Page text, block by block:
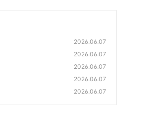
2026.06.07
2026.06.07
2026.06.07
2026.06.07
2026.06.07